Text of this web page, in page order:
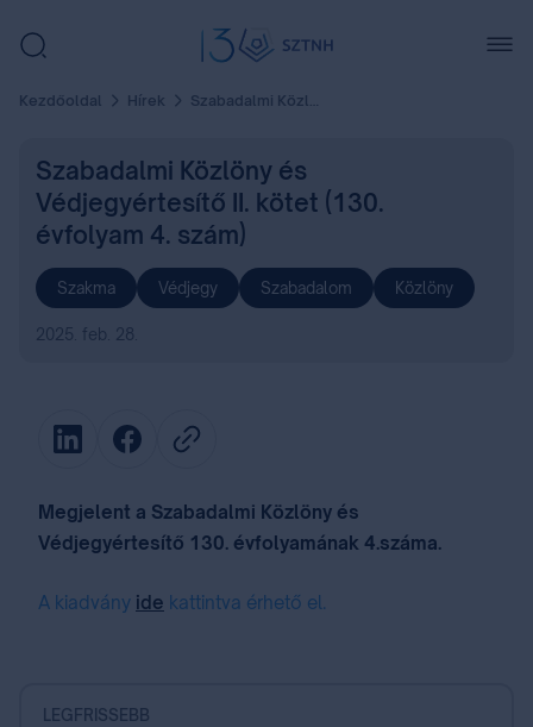
Kezdőoldal Hírek Szabadalmi Közlöny és Védjegyértesítő II. kötet (130. évfolyam 4. szám)
Szabadalmi Közlöny és
Védjegyértesítő II. kötet (130.
évfolyam 4. szám)
Szakma Védjegy Szabadalom Közlöny
2025. feb. 28.
Megjelent a Szabadalmi Közlöny és
Védjegyértesítő 130. évfolyamának 4.száma.
A kiadvány ide kattintva érhető el.
LEGFRISSEBB